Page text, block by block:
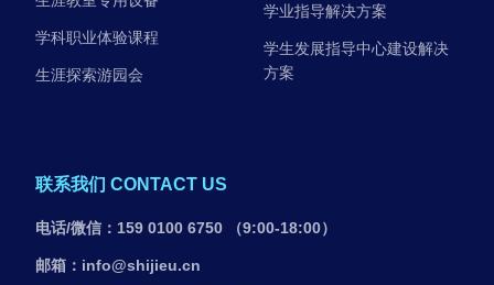
学科职业体验课程
生涯探索游园会
学业指导解决方案
学生发展指导中心建设解决
方案
联系我们 CONTACT US
电话/微信：159 0100 6750 （9:00-18:00）
邮箱：info@shijieu.cn